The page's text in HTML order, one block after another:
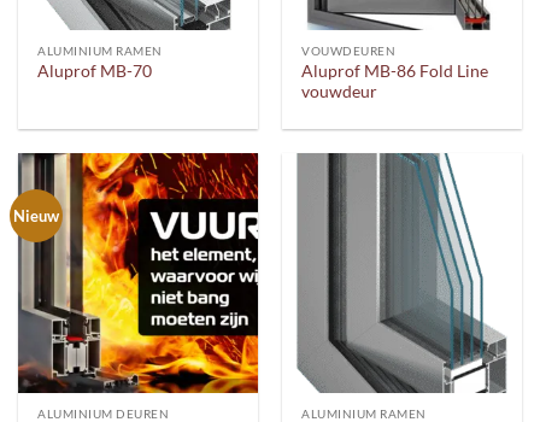
ALUMINIUM RAMEN
Aluprof MB-70
VOUWDEUREN
Aluprof MB-86 Fold Line
vouwdeur
Nieuw
ALUMINIUM DEUREN ALUMINIUM RAMEN